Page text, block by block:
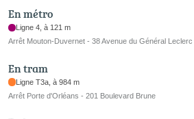
En métro
Ligne 4, à 121 m
Arrêt Mouton-Duvernet - 38 Avenue du Général Leclerc
En tram
Ligne T3a, à 984 m
Arrêt Porte d'Orléans - 201 Boulevard Brune